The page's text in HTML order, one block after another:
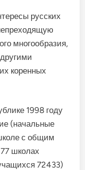
русских
многообразия,
коренных
1998 году
(начальные
с общим
школах
72433)